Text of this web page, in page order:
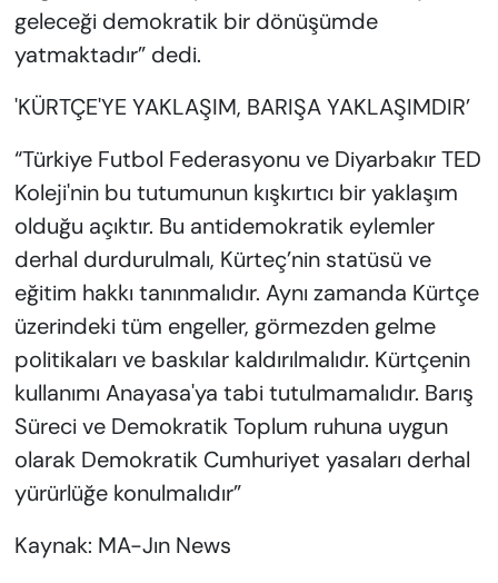
geleceği demokratik bir dönüşümde
yatmaktadır” dedi.
'KÜRTÇE'YE YAKLAŞIM, BARIŞA YAKLAŞIMDIR’
“Türkiye Futbol Federasyonu ve Diyarbakır TED
Koleji'nin bu tutumunun kışkırtıcı bir yaklaşım
olduğu açıktır. Bu antidemokratik eylemler
derhal durdurulmalı, Kürteç’nin statüsü ve
eğitim hakkı tanınmalıdır. Aynı zamanda Kürtçe
üzerindeki tüm engeller, görmezden gelme
politikaları ve baskılar kaldırılmalıdır. Kürtçenin
kullanımı Anayasa'ya tabi tutulmamalıdır. Barış
Süreci ve Demokratik Toplum ruhuna uygun
olarak Demokratik Cumhuriyet yasaları derhal
yürürlüğe konulmalıdır”
Kaynak: MA-Jın News